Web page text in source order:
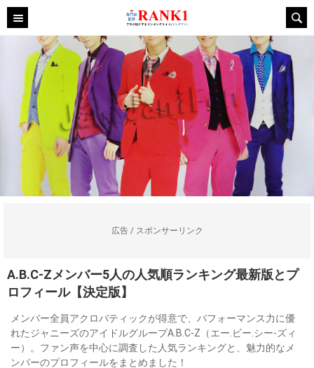
広告 / スポンサーリンク
A.B.C-Zメンバー5人の人気順ランキング最新版とプ
ロフィール【決定版】
メンバー全員アクロバティックが得意で、パフォーマンス力に優
れたジャニーズのアイドルグループA.B.C-Z（エー.ビー.シー-ズィ
ー）。ファン声を中心に調査した人気ランキングと、魅力的なメ
ンバーのプロフィールをまとめました！